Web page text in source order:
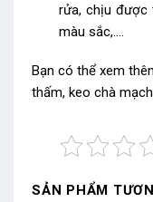
rửa, chịu được
màu sắc,….
Bạn có thể xem
thấm, keo chà
SẢN PHẨM